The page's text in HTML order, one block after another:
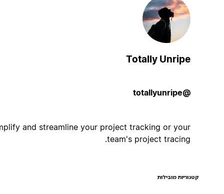
Totally Unripe
Simplify and streamline your project tracking or your
team's project tracing.
קטגוריות מובילות